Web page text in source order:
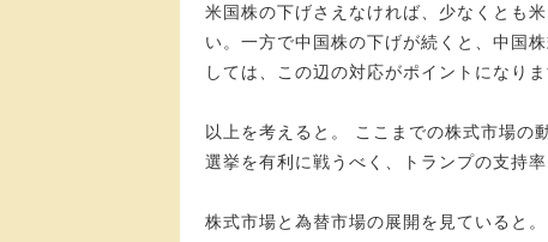
米国株の下げさえなければ、少なくとも
い。一方で中国株の下げが続くと、中国
しては、この辺の対応がポイントになりま
以上を考えると。 ここまでの株式市場の
選挙を有利に戦うべく、トランプの支持率
株式市場と為替市場の展開を見ていると